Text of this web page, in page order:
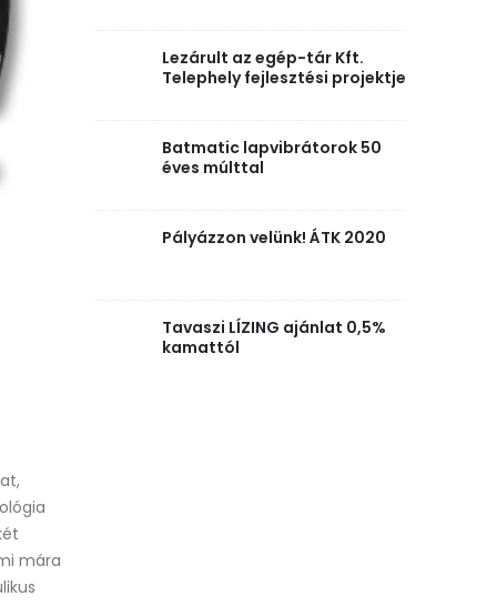
mára
Lezárult az egép-tár Kft.
Telephely fejlesztési projektje
Batmatic lapvibrátorok 50
éves múlttal
Pályázzon velünk! ÁTK 2020
Tavaszi LÍZING ajánlat 0,5%
kamattól